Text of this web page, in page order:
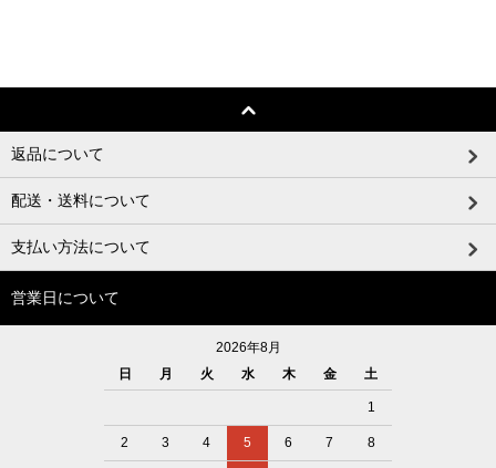
返品について
配送・送料について
支払い方法について
営業日について
2026年8月
日
月 火 水 木 金 土
1
2 3 4 5 6 7 8